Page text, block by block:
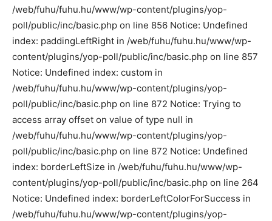
/web/fuhu/fuhu.hu/www/wp-content/plugins/yop-
poll/public/inc/basic.php on line 856 Notice: Undefined
index: paddingLeftRight in /web/fuhu/fuhu.hu/www/wp-
content/plugins/yop-poll/public/inc/basic.php on line 857
Notice: Undefined index: custom in
/web/fuhu/fuhu.hu/www/wp-content/plugins/yop-
poll/public/inc/basic.php on line 872 Notice: Trying to
access array offset on value of type null in
/web/fuhu/fuhu.hu/www/wp-content/plugins/yop-
poll/public/inc/basic.php on line 872 Notice: Undefined
index: borderLeftSize in /web/fuhu/fuhu.hu/www/wp-
content/plugins/yop-poll/public/inc/basic.php on line 264
Notice: Undefined index: borderLeftColorForSuccess in
/web/fuhu/fuhu.hu/www/wp-content/plugins/yop-